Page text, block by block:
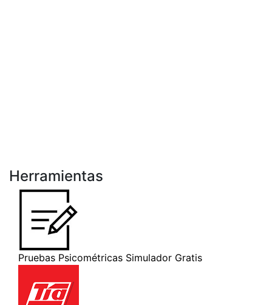
Herramientas